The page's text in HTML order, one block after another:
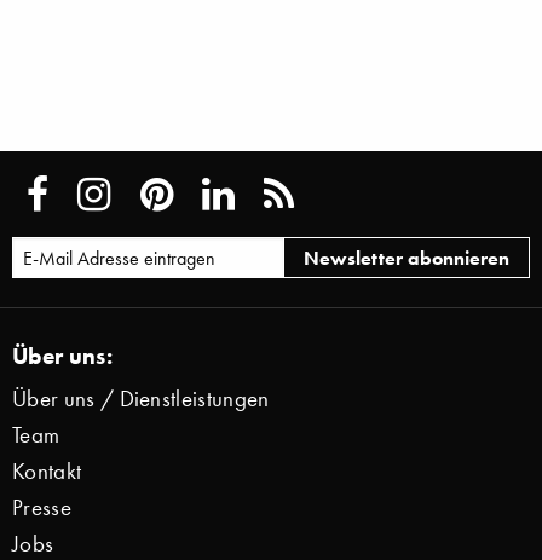
Über uns:
Über uns / Dienstleistungen
Team
Kontakt
Presse
Jobs